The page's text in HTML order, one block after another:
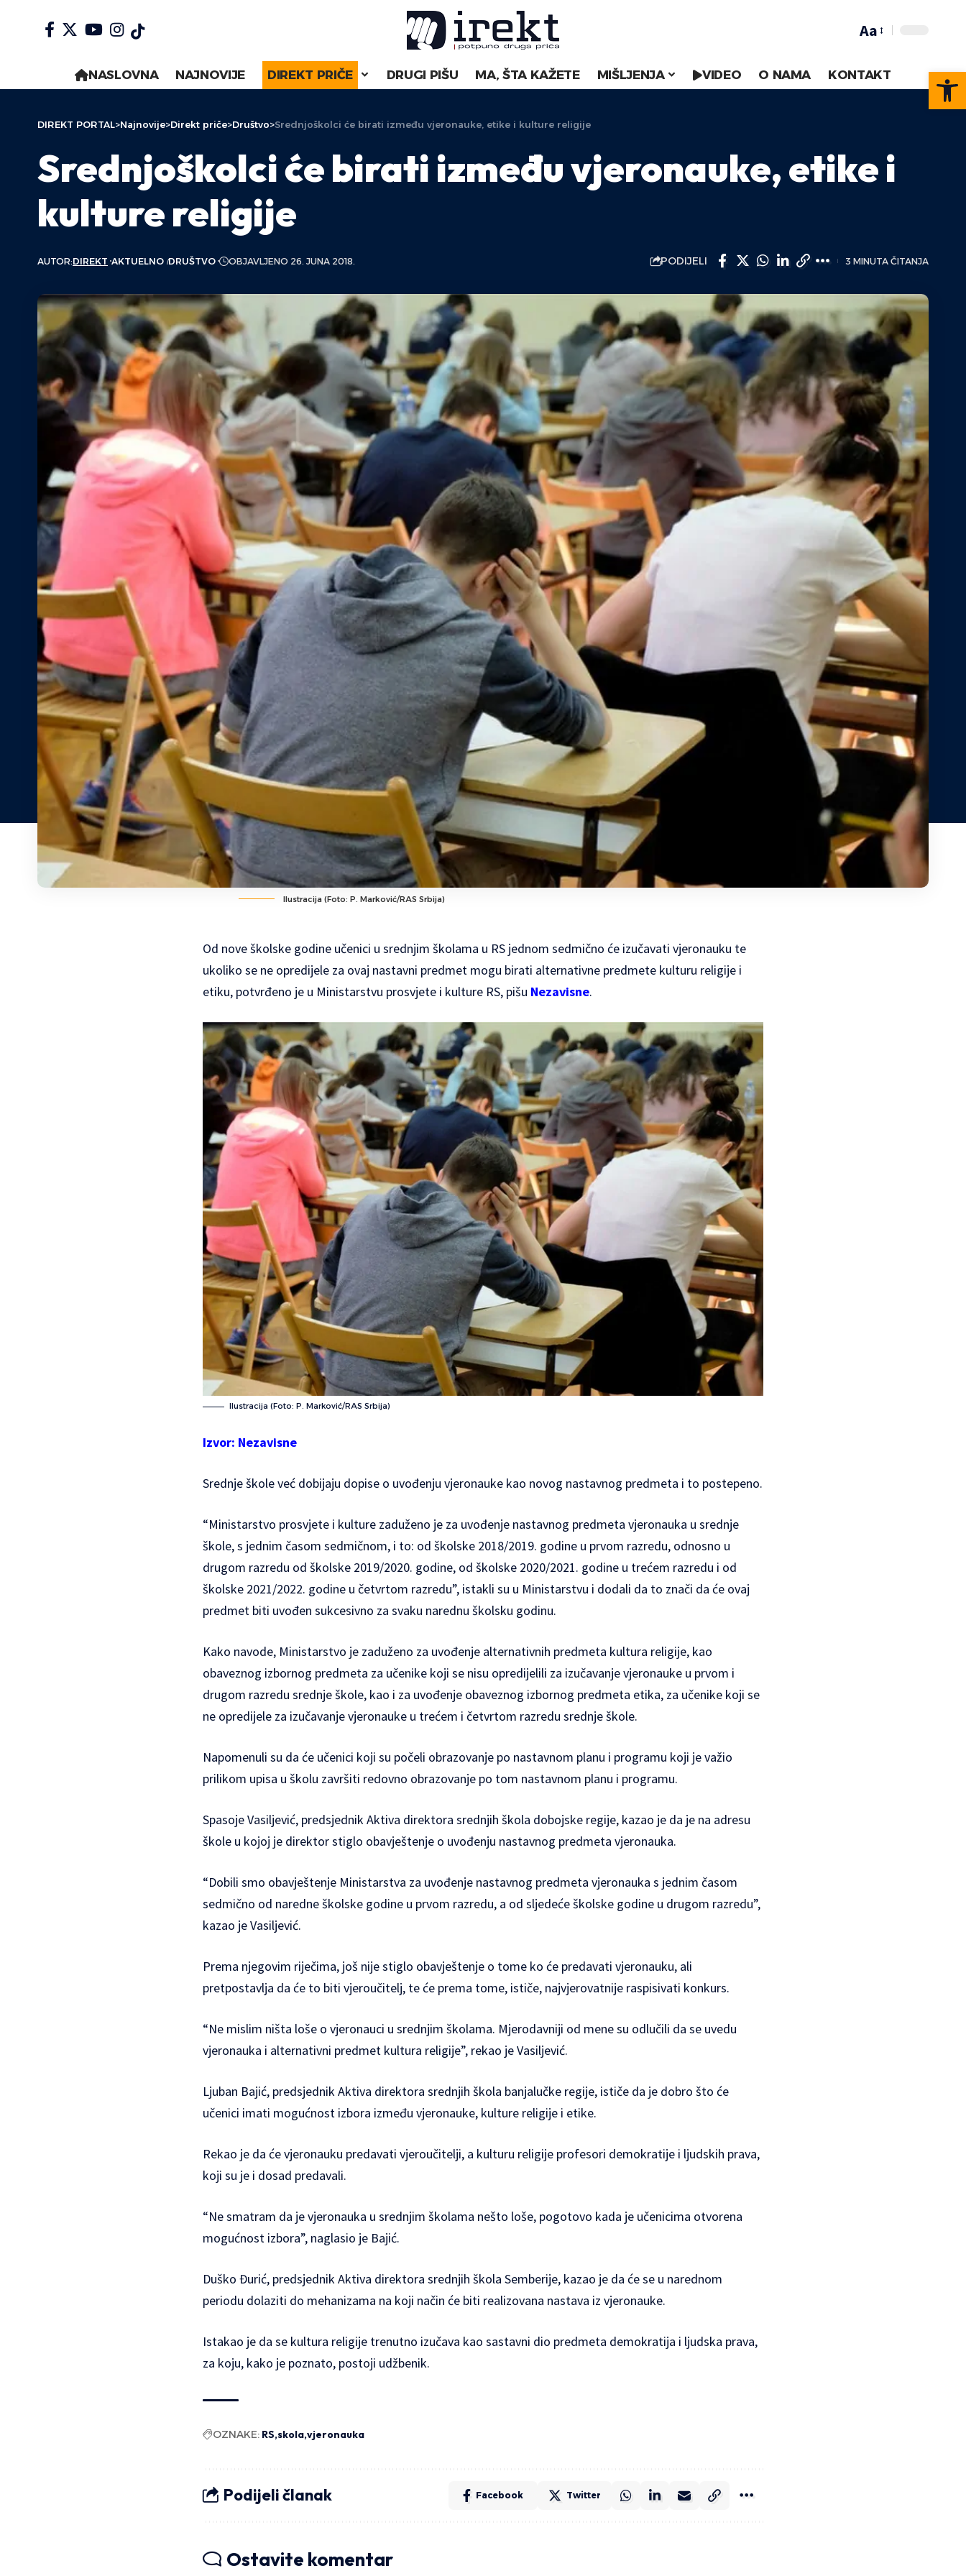
Aa
NASLOVNA NAJNOVIJE DIREKT PRIČE DRUGI PIŠU MA, ŠTA KAŽETE MIŠLJENJA VIDEO O NAMA KONTAKT
DIREKT PORTAL>Najnovije>Direkt priče>Društvo>Srednjoškolci će birati između vjeronauke, etike i kulture religije
Srednjoškolci će birati između vjeronauke, etike i
kulture religije
AUTOR:DIREKT AKTUELNO DRUŠTVO OBJAVLJENO 26. JUNA 2018. PODIJELI 3 MINUTA ČITANJA
Ilustracija (Foto: P. Marković/RAS Srbija)
Od nove školske godine učenici u srednjim školama u RS jednom sedmično će izučavati vjeronauku te
ukoliko se ne opredijele za ovaj nastavni predmet mogu birati alternativne predmete kulturu religije i
etiku, potvrđeno je u Ministarstvu prosvjete i kulture RS, pišu Nezavisne.
Ilustracija (Foto: P. Marković/RAS Srbija)
Izvor: Nezavisne
Srednje škole već dobijaju dopise o uvođenju vjeronauke kao novog nastavnog predmeta i to postepeno.
“Ministarstvo prosvjete i kulture zaduženo je za uvođenje nastavnog predmeta vjeronauka u srednje
škole, s jednim časom sedmičnom, i to: od školske 2018/2019. godine u prvom razredu, odnosno u
drugom razredu od školske 2019/2020. godine, od školske 2020/2021. godine u trećem razredu i od
školske 2021/2022. godine u četvrtom razredu”, istakli su u Ministarstvu i dodali da to znači da će ovaj
predmet biti uvođen sukcesivno za svaku narednu školsku godinu.
Kako navode, Ministarstvo je zaduženo za uvođenje alternativnih predmeta kultura religije, kao
obaveznog izbornog predmeta za učenike koji se nisu opredijelili za izučavanje vjeronauke u prvom i
drugom razredu srednje škole, kao i za uvođenje obaveznog izbornog predmeta etika, za učenike koji se
ne opredijele za izučavanje vjeronauke u trećem i četvrtom razredu srednje škole.
Napomenuli su da će učenici koji su počeli obrazovanje po nastavnom planu i programu koji je važio
prilikom upisa u školu završiti redovno obrazovanje po tom nastavnom planu i programu.
Spasoje Vasiljević, predsjednik Aktiva direktora srednjih škola dobojske regije, kazao je da je na adresu
škole u kojoj je direktor stiglo obavještenje o uvođenju nastavnog predmeta vjeronauka.
“Dobili smo obavještenje Ministarstva za uvođenje nastavnog predmeta vjeronauka s jednim časom
sedmično od naredne školske godine u prvom razredu, a od sljedeće školske godine u drugom razredu”,
kazao je Vasiljević.
Prema njegovim riječima, još nije stiglo obavještenje o tome ko će predavati vjeronauku, ali
pretpostavlja da će to biti vjeroučitelj, te će prema tome, ističe, najvjerovatnije raspisivati konkurs.
“Ne mislim ništa loše o vjeronauci u srednjim školama. Mjerodavniji od mene su odlučili da se uvedu
vjeronauka i alternativni predmet kultura religije”, rekao je Vasiljević.
Ljuban Bajić, predsjednik Aktiva direktora srednjih škola banjalučke regije, ističe da je dobro što će
učenici imati mogućnost izbora između vjeronauke, kulture religije i etike.
Rekao je da će vjeronauku predavati vjeroučitelji, a kulturu religije profesori demokratije i ljudskih prava,
koji su je i dosad predavali.
“Ne smatram da je vjeronauka u srednjim školama nešto loše, pogotovo kada je učenicima otvorena
mogućnost izbora”, naglasio je Bajić.
Duško Đurić, predsjednik Aktiva direktora srednjih škola Semberije, kazao je da će se u narednom
periodu dolaziti do mehanizama na koji način će biti realizovana nastava iz vjeronauke.
Istakao je da se kultura religije trenutno izučava kao sastavni dio predmeta demokratija i ljudska prava,
za koju, kako je poznato, postoji udžbenik.
OZNAKE: RS skola vjeronauka
Podijeli članak Facebook Twitter
Ostavite komentar